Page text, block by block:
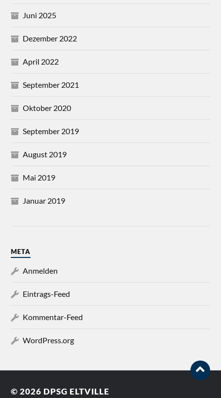
Juni 2025
Dezember 2022
April 2022
September 2021
Oktober 2020
September 2019
August 2019
Mai 2019
Januar 2019
META
Anmelden
Eintrags-Feed
Kommentar-Feed
WordPress.org
© 2026 DPSG ELTVILLE